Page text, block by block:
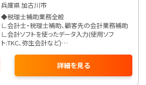
１７：００
退社
詳細を見る
兵庫県 加古川市
◆税理士補助業務全般
∟会計士・税理士補助、顧客先の会計業務補助
∟会計ソフトを使ったデータ入力(使用ソフ
ト:TKC、弥生会計など)
∟法人税・所得税・消費税の申告書作成
∟相続税申告、相続対策 ほか